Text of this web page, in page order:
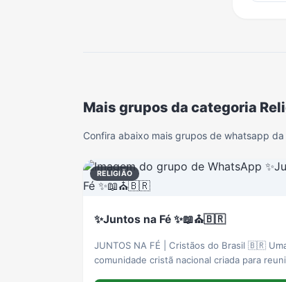
Mais grupos da categoria
Confira abaixo mais grupos de whatsapp
RELIGIÃO
✨️Juntos na Fé ✨️📖⛪️🇧🇷
JUNTOS NA FÉ | Cristãos do Brasil 🇧🇷
comunidade cristã nacional criada para